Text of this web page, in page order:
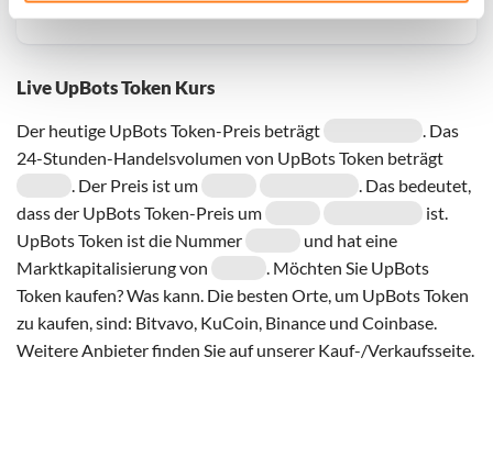
Live UpBots Token Kurs
Der heutige UpBots Token-Preis beträgt
. Das
24-Stunden-Handelsvolumen von UpBots Token beträgt
. Der Preis ist um
. Das bedeutet,
dass der UpBots Token-Preis um
ist.
UpBots Token ist die Nummer
und hat eine
Marktkapitalisierung von
. Möchten Sie UpBots
Token kaufen? Was kann. Die besten Orte, um UpBots Token
zu kaufen, sind: Bitvavo, KuCoin, Binance und Coinbase.
Weitere Anbieter finden Sie auf unserer Kauf-/Verkaufsseite.